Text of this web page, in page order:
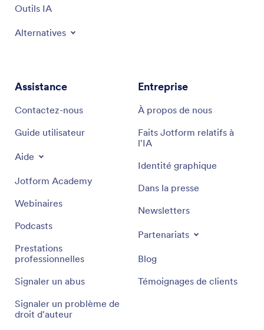
Outils IA
Alternatives
Assistance
Contactez-nous
Guide utilisateur
Aide
Jotform Academy
Webinaires
Podcasts
Prestations
professionnelles
Signaler un abus
Signaler un problème de
droit d'auteur
Entreprise
À propos de nous
Faits Jotform relatifs à
l'IA
Identité graphique
Dans la presse
Newsletters
Partenariats
Blog
Témoignages de clients